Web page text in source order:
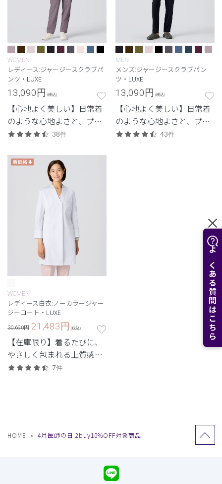
よくある質問はこちら
WOMEN
レディース:ジャージースクラブパ
ンツ・LUXE
13,090円 (税込)
【心地よく美しい】日常着
のような心地よさと、プロ
フェッショナルにふさわし
リーズ。
38件
MEN
メンズ:ジャージースクラブパン
ツ・LUXE
13,090円 (税込)
【心地よく美しい】日常着
のような心地よさと、プロ
フェッショナルにふさわし
43件
WOMEN
レディース白衣:ノーカラージャー
ジーコート・LUXE
30,690円 21,483円 (税込)
【在庫限り】着るたびに、
やさしく包まれる上質感。
ストレッチ性で快適な定番
7件
HOME 4月医師の日 2buy10%OFF対象商品